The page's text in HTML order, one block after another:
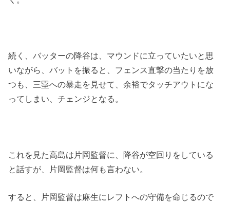
続く、バッターの降谷は、マウンドに立っていたいと思
いながら、バットを振ると、フェンス直撃の当たりを放
つも、三塁への暴走を見せて、余裕でタッチアウトにな
ってしまい、チェンジとなる。
これを見た高島は片岡監督に、降谷が空回りをしている
と話すが、片岡監督は何も言わない。
すると、片岡監督は麻生にレフトへの守備を命じるので